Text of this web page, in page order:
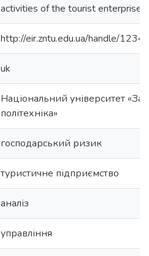
activities of the tourist enterprise.
http://eir.zntu.edu.ua/handle/
uk
Національний університет
політехніка»
господарський ризик
туристичне підприємство
аналіз
управління